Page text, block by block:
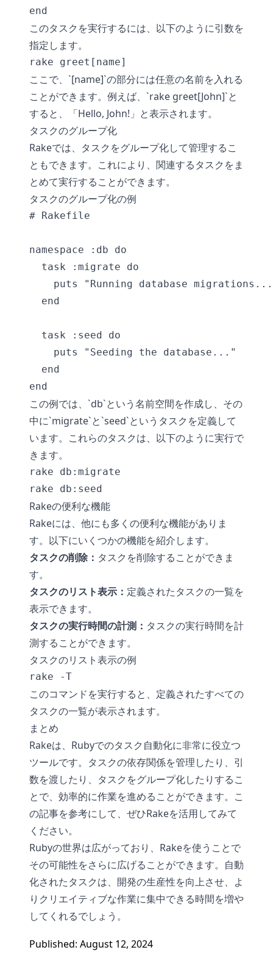
end
このタスクを実行するには、以下のように引数を
指定します。
rake greet[name]
ここで、`[name]`の部分には任意の名前を入れる
ことができます。例えば、`rake greet[John]`と
すると、「Hello, John!」と表示されます。
タスクのグループ化
Rakeでは、タスクをグループ化して管理するこ
ともできます。これにより、関連するタスクをま
とめて実行することができます。
タスクのグループ化の例
# Rakefile
namespace :db do
  task :migrate do
puts "Running database
  end
  task :seed do
    puts "Seeding the database..."
  end
end
この例では、`db`という名前空間を作成し、その
中に`migrate`と`seed`というタスクを定義して
います。これらのタスクは、以下のように実行で
きます。
rake db:migrate
rake db:seed
Rakeの便利な機能
Rakeには、他にも多くの便利な機能がありま
す。以下にいくつかの機能を紹介します。
タスクの削除： タスクを削除することができま
す。
タスクのリスト表示： 定義されたタスクの一覧を
表示できます。
タスクの実行時間の計測： タスクの実行時間を計
測することができます。
タスクのリスト表示の例
rake -T
このコマンドを実行すると、定義されたすべての
タスクの一覧が表示されます。
まとめ
Rakeは、Rubyでのタスク自動化に非常に役立つ
ツールです。タスクの依存関係を管理したり、引
数を渡したり、タスクをグループ化したりするこ
とで、効率的に作業を進めることができます。こ
の記事を参考にして、ぜひRakeを活用してみて
ください。
Rubyの世界は広がっており、Rakeを使うことで
その可能性をさらに広げることができます。自動
化されたタスクは、開発の生産性を向上させ、よ
りクリエイティブな作業に集中できる時間を増や
してくれるでしょう。
Published: August 12, 2024